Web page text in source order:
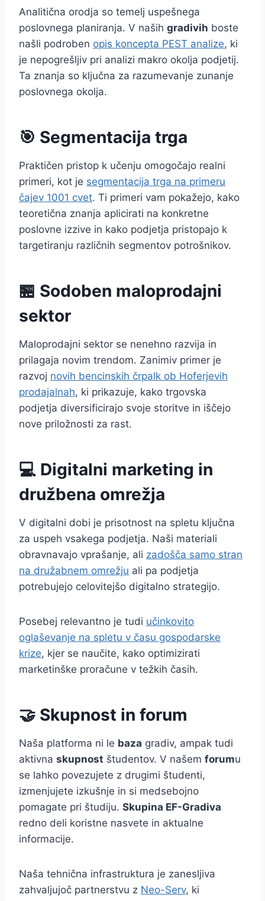
Analitična orodja so temelj uspešnega
poslovnega planiranja. V naših gradivih boste
našli podroben opis koncepta PEST analize, ki
je nepogrešljiv pri analizi makro okolja podjetij.
Ta znanja so ključna za razumevanje zunanje
poslovnega okolja.
🎯 Segmentacija trga
Praktičen pristop k učenju omogočajo realni
primeri, kot je segmentacija trga na primeru
čajev 1001 cvet. Ti primeri vam pokažejo, kako
teoretična znanja aplicirati na konkretne
poslovne izzive in kako podjetja pristopajo k
targetiranju različnih segmentov potrošnikov.
🏪 Sodoben maloprodajni
sektor
Maloprodajni sektor se nenehno razvija in
prilagaja novim trendom. Zanimiv primer je
razvoj novih bencinskih črpalk ob Hoferjevih
prodajalnah, ki prikazuje, kako trgovska
podjetja diversificirajo svoje storitve in iščejo
nove priložnosti za rast.
💻 Digitalni marketing in
družbena omrežja
V digitalni dobi je prisotnost na spletu ključna
za uspeh vsakega podjetja. Naši materiali
obravnavajo vprašanje, ali zadošča samo stran
na družabnem omrežju ali pa podjetja
potrebujejo celovitejšo digitalno strategijo.
Posebej relevantno je tudi učinkovito
oglaševanje na spletu v času gospodarske
krize, kjer se naučite, kako optimizirati
marketinške proračune v težkih časih.
🤝 Skupnost in forum
Naša platforma ni le baza gradiv, ampak tudi
aktivna skupnost študentov. V našem forumu
se lahko povezujete z drugimi študenti,
izmenjujete izkušnje in si medsebojno
pomagate pri študiju. Skupina EF-Gradiva
redno deli koristne nasvete in aktualne
informacije.
Naša tehnična infrastruktura je zanesljiva
zahvaljujoč partnerstvu z Neo-Serv, ki